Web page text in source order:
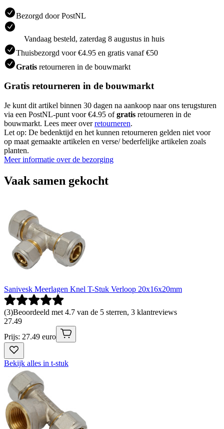
Bezorgd door PostNL
Vandaag besteld, zaterdag 8 augustus in huis
Thuisbezorgd voor €4.95 en gratis vanaf €50
Gratis retourneren in de bouwmarkt
Gratis retourneren in de bouwmarkt
Je kunt dit artikel binnen 30 dagen na aankoop naar ons terugsturen
via een PostNL-punt voor €4.95 ofgratis retourneren in de
bouwmarkt. Lees meer overretourneren.
Let op: De bedenktijd en het kunnen retourneren gelden niet voor
op maat gemaakte artikelen en verse/ bederfelijke artikelen zoals
planten.
Meer informatie over de bezorging
Vaak samen gekocht
Sanivesk Meerlagen Knel T-Stuk Verloop 20x16x20mm
(3)Beoordeeld met 4.7 van de 5 sterren, 3 klantreviews
27.49
Prijs: 27.49 euro
Bekijk alles in t-stuk